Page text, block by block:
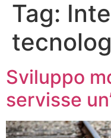
Tag:
Sviluppo
servisse